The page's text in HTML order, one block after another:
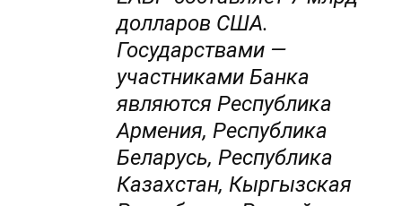
долларов США.
Государствами —
участниками Банка
являются Республика
Армения, Республика
Беларусь, Республика
Казахстан, Кыргызская